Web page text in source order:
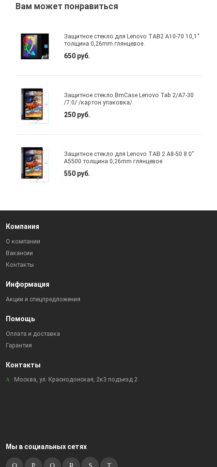
Вам может понравиться
Защитное стекло для Lenovo TAB2 A10-70 10,1"
толщина 0,26mm глянцевое.
650 руб.
Защитное стекло BmCase Lenovo Tab 2/A7-30
/7.0/ /картон.упаковка/.
250 руб.
Защитное стекло для Lenovo TAB 2 A8-50 8.0"
A5500 толщина 0,26mm глянцевое.
550 руб.
Компания
О компании
Вакансии
Контакты
Информация
Акции и спецпредложения
Помощь
Оплата и доставка
Гарантия
Контакты
Москва, ул. Краснодонская, 2к3 подъезд 2
Мы в социальных сетях